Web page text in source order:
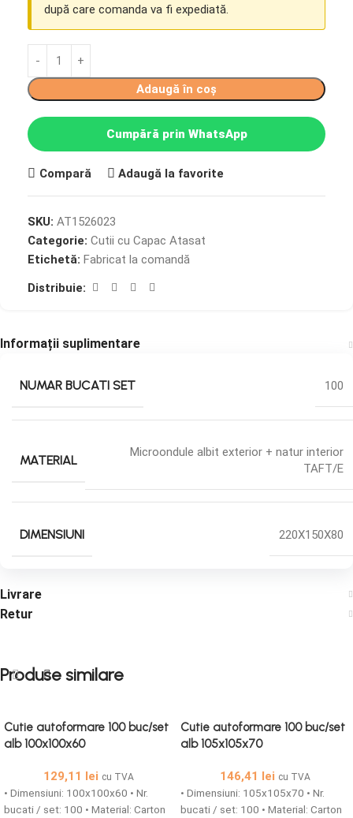
după care comanda va fi expediată.
Adaugă în coș
Cumpără prin WhatsApp
Compară Adaugă la favorite
SKU: AT1526023
Categorie: Cutii cu Capac Atasat
Etichetă: Fabricat la comandă
Distribuie:
Informații suplimentare
NUMAR BUCATI SET 100
MATERIAL
Microondule albit exterior + natur interior
TAFT/E
DIMENSIUNI 220X150X80
Livrare
Retur
Produse similare
Cutie autoformare 100 buc/set
alb 100x100x60
129,11 lei cu TVA
• Dimensiuni: 100x100x60 • Nr.
bucati / set: 100 • Material: Carton
Cutie autoformare 100 buc/set
alb 105x105x70
146,41 lei cu TVA
• Dimensiuni: 105x105x70 • Nr.
bucati / set: 100 • Material: Carton